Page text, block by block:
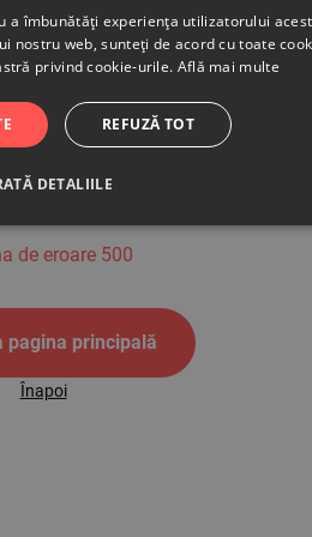
de eroare 500
pagina principală
Înapoi
a îmbunătăți experiența utilizatorului
nostru web, sunteți de acord cu toate
privind cookie-urile. Află mai multe
REFUZĂ TOT
DETALIILE